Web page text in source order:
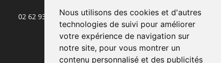
Nous utilisons des cookies et d'autres
technologies de suivi pour améliorer
votre expérience de navigation sur
notre site, pour vous montrer un
contenu personnalisé et des publicités
02 62 93 72 63